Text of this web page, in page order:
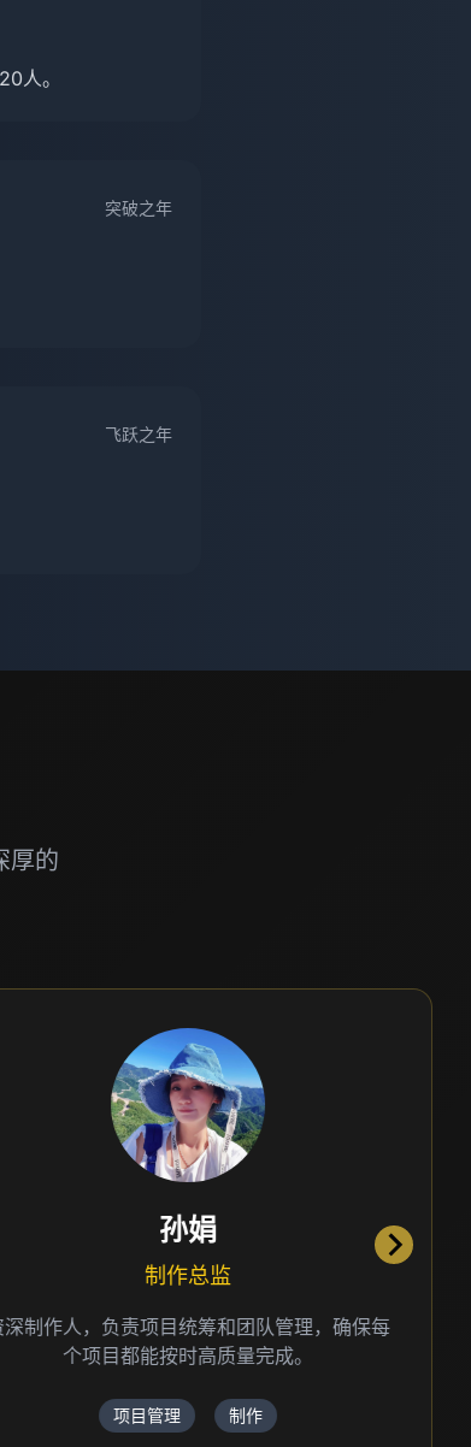
人。
突破之年
飞跃之年
厚的
孙娟
制作总监
深制作人，负责项目统筹和团队管理，确保每
个项目都能按时高质量完成。
项目管理 制作